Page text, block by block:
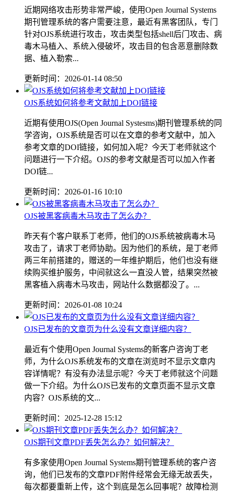
近期网络攻击形势非常严峻，使用Open Journal Systems
期刊管理系统的客户需要注意，最近有黑客团队，专门
针对OJS系统进行攻击，攻击类型包括shell后门攻击、病
毒木马植入、系统入侵破坏，攻击目的包含恶意删除数
据、植入勒索...
更新时间：2026-01-14 08:50
OJS系统如何将参考文献加上DOI链接
近期有使用OJS(Open Journal Systesms)期刊管理系统的同
学咨询，OJS系统是否可以在文章的参考文献中，加入
参考文章的DOI链接，如何加入呢？今天丁老师就这个
问题进行一下介绍。OJS的参考文献是否可以加入作者
DOI链...
更新时间：2026-01-16 10:10
OJS被黑客病毒木马攻击了怎么办？
昨天有个客户联系丁老师，他们的OJS系统被病毒木马
攻击了，请求丁老师协助。因为他们的系统，是丁老师
两三年前搭建的，赠送的一年维护期后，他们也没有继
续购买维护服务，中间就这么一直没人管，结果突然被
黑客植入病毒木马攻击，网站什么数据都没了。...
更新时间：2026-01-08 10:24
OJS已发布的文章页为什么没有文章详细内容？
最近有个使用Open Journal Systems的新客户咨询丁老
师，为什么OJS系统发布的文章在浏览时不显示文章内
容详情呢？有没有办法显示呢？今天丁老师就这个问题
做一下介绍。为什么OJS已发布的文章页面不显示文章
内容？OJS系统的文...
更新时间：2025-12-28 15:12
OJS期刊文章PDF丢失怎么办？如何解决？
有多家使用Open Journal Systems期刊管理系统的客户咨
询，他们已发布的文章PDF附件经常会无缘无故丢失，
每次都要重新上传，这个到底是怎么回事呢？故障检测